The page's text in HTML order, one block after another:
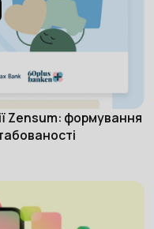
Zensum: формування